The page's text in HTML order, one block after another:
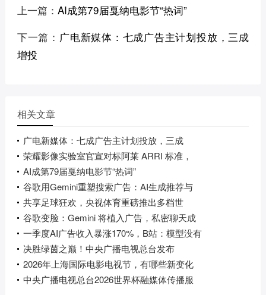
上一篇： AI成第79届戛纳电影节“热词”
下一篇： 广电新媒体：七成广告主计划投放，三成
增投
相关文章
广电新媒体：七成广告主计划投放，三成
荣耀影像实验室官宣对标阿莱 ARRI 标准，
AI成第79届戛纳电影节“热词”
谷歌用Gemini重塑搜索广告：AI生成推荐与
共享足球狂欢，央视体育重磅推出多档世
谷歌变脸：Gemini 将植入广告，私密聊天成
一季度AI广告收入暴涨170%，B站：模型没有
决胜绿茵之巅！中央广播电视总台发布
2026年上海国际电影电视节，有哪些新变化
中央广播电视总台2026世界杯融媒体传播服